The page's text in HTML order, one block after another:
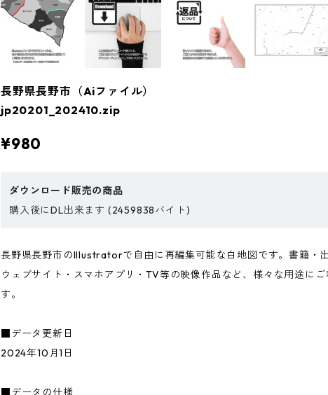
長野県長野市（Aiファイル）
jp20201_202410.zip
¥980
ダウンロード販売の商品
購入後にDL出来ます (2459838バイト)
長野県長野市のIllustratorで自由に再編集可能な白地図です。書籍・
ウェブサイト・スマホアプリ・TV等の映像作品など、様々な用途にご
す。
■データ更新日
2024年10月1日
■データの仕様